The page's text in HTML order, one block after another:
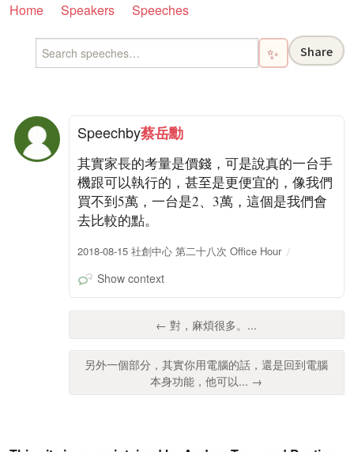
Home Speakers Speeches
✨ Share
Speechby蔡岳勳
其實家長的考量是價錢，可是說真的一台手
機跟可以執行的，甚至是更便宜的，像我們
買不到5萬，一台是2、3萬，這個是我們會
去比較的點。
2018-08-15 社創中心 第二十八次 Office Hour
Show context
← 對，麻煩很多。...
另外一個部分，其實你用電腦的話，還是回到電腦
本身功能，他可以... →